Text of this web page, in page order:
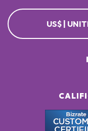
US$ |